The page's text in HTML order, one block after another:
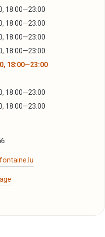
spectacle trouveront leur
situé à 600 mètres
et visites auront
bureau du tourisme se
établissement.
18:00—23:00
18:00—23:00
18:00—23:00
18:00—23:00
18:00—23:00
18:00—23:00
18:00—23:00